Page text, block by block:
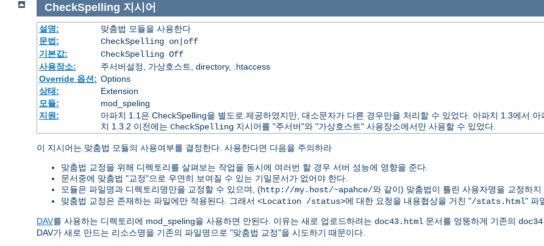
CheckSpelling 지시어
설명:
맞춤법 모듈을 사용한다
문법:
CheckSpelling on|off
기본값:
CheckSpelling Off
사용장소:
주서버설정, 가상호스트, directory, .htaccess
Override 옵션: Options
상태:
Extension
모듈:
mod_speling
지원:
아파치 1.1은 CheckSpelling을 별도로 제공하였지만, 대소문자가 다른 경우만을 처리할 수 있었다. 아파치 1.3에서
치 1.3.2 이전에는 CheckSpelling지시어를 "주서버"와 "가상호스트" 사용장소에서만 사용할 수 있었다.
이 지시어는 맞춤법 모듈의 사용여부를 결정한다. 사용한다면 다음을 주의하라
맞춤법 교정을 위해 디렉토리를 살펴보는 작업을 동시에 여러번 할 경우 서버 성능에 영향을 준다.
문서중에 맞춤법 "교정"으로 우연히 보여질 수 있는 기밀문서가 없어야 한다.
모듈은 파일명과 디렉토리명만을 교정할 수 있으며, (http://my.host/~apahce/와 같이) 맞춤법이 틀린 사용자명을 교정하지
맞춤법 교정은 존재하는 파일에만 적용된다. 그래서 <Location /status>에 대한 요청을 내용협상을 거친 "/stats.html" 파
DAV를 사용하는 디렉토리에 mod_speling을 사용하면 안된다. 이유는 새로 업로드하려는 doc43.html 문서를 엉뚱하게 기존의
DAV가 새로 만드는 리소스명을 기존의 파일명으로 "맞춤법 교정"을 시도하기 때문이다.